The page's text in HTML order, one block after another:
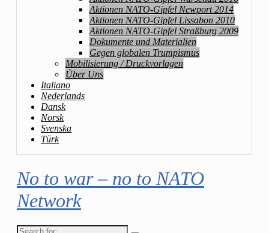
Aktionen NATO-Gipfel Newport 2014
Aktionen NATO-Gipfel Lissabon 2010
Aktionen NATO-Gipfel Straßburg 2009
Dokumente und Materialien
Gegen globalen Trumpismus
Mobilisierung / Druckvorlagen
Über Uns
Italiano
Nederlands
Dansk
Norsk
Svenska
Türk
No to war – no to NATO
Network
Search